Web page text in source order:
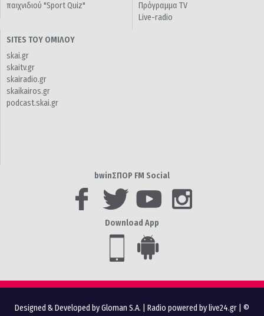
παιχνιδιού "Sport Quiz"
Πρόγραμμα TV
Live-radio
SITES ΤΟΥ ΟΜΙΛΟΥ
skai.gr
skaitv.gr
skairadio.gr
skaikairos.gr
podcast.skai.gr
bwinΣΠΟΡ FM Social
Download App
Designed & Developed by Gloman S.A. Radio powered by live24.gr | ©